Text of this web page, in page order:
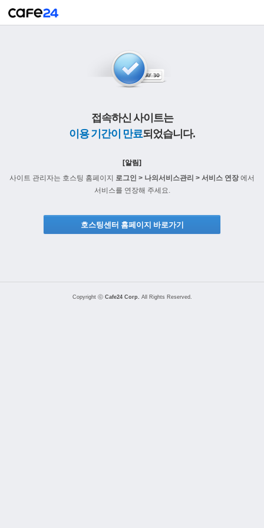
접속하신 사이트는
이용 기간이 만료되었습니다.
[알림]
사이트 관리자는 호스팅 홈페이지 로그인 > 나의서비스관리 > 서비스 연장에서
서비스를 연장해 주세요.
호스팅센터 홈페이지 바로가기
Copyright ⓒ Cafe24 Corp. All Rights Reserved.